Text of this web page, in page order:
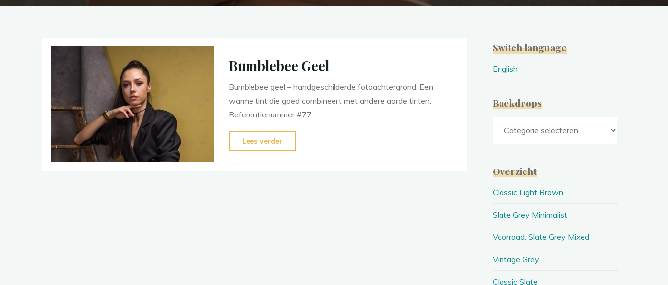
Bumblebee Geel
Bumblebee geel – handgeschilderde fotoachtergrond. Een
warme tint die goed combineert met andere aarde tinten.
Referentienummer #77
Lees verder
Switch language
English
Backdrops
Overzicht
Classic Light Brown
Slate Grey Minimalist
Voorraad: Slate Grey Mixed
Vintage Grey
Classic Slate